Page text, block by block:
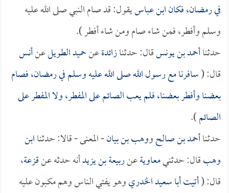
في رمضان، فكانابن عباسيقول: قد صام النبي صلى الله عليه
وسلم وأفطر، فمن شاء صام ومن شاء أفطر ).
حدثناأحمد بن يونسقال: حدثنازائدةعنحميد الطويلعنأنس
قال: (سافرنا مع رسول الله صلى الله عليه وسلم في رمضان، فصام
بعضنا وأفطر بعضنا، فلم يعب الصائم على المفطر، ولا المفطر على
الصائم).
حدثناأحمد بن صالحووهب بن بيان- المعنى - قالا: حدثناابن
وهبقال: حدثنيمعاويةعنربيعة بن يزيدأنه حدثه عنقزعة،
قال: (أتيتأبا سعيد الخدريوهو يفتي الناس وهم مكبون عليه